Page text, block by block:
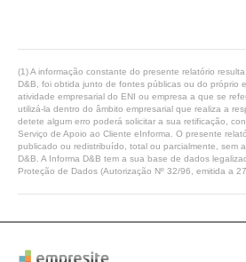
(1) A informação constante do presente relatório
D&B, foi obtida junto de fontes públicas ou do próprio
atividade empresarial do ENI ou empresa a que se
utilizá-la dentro do âmbito empresarial que realiza a
detete algum erro poderá solicitar a sua retificação,
Serviço de Apoio ao Cliente eInforma. O presente
publicado ou redistribuído, total ou parcialmente, sem
D&B. A Informa D&B tem a sua base de dados
Proteção de Dados (Autorização Nº 32/96, emitida a